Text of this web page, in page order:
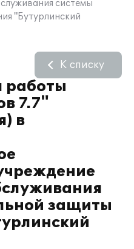
системы
"Бутурлинский
работы
7.7"
в
защиты
К списку